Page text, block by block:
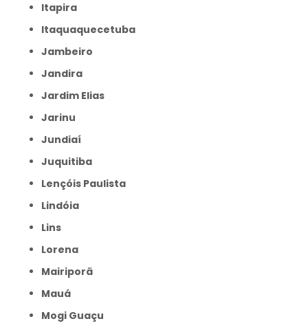
Itapira
Itaquaquecetuba
Jambeiro
Jandira
Jardim Elias
Jarinu
Jundiaí
Juquitiba
Lençóis Paulista
Lindóia
Lins
Lorena
Mairiporã
Mauá
Mogi Guaçu